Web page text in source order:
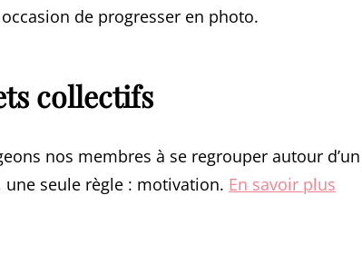
de progresser en photo.
collectifs
nos membres à se regrouper autour
une seule règle : motivation. En savoir plus